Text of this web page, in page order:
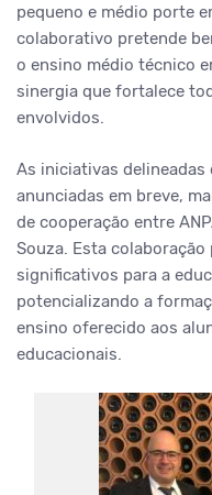
pequeno e médio porte
colaborativo pretende
o ensino médio técnico
sinergia que fortalece
envolvidos.
As iniciativas
anunciadas em breve,
de cooperação entre
Souza. Esta
significativos para a
potencializando a
ensino oferecido aos
educacionais.